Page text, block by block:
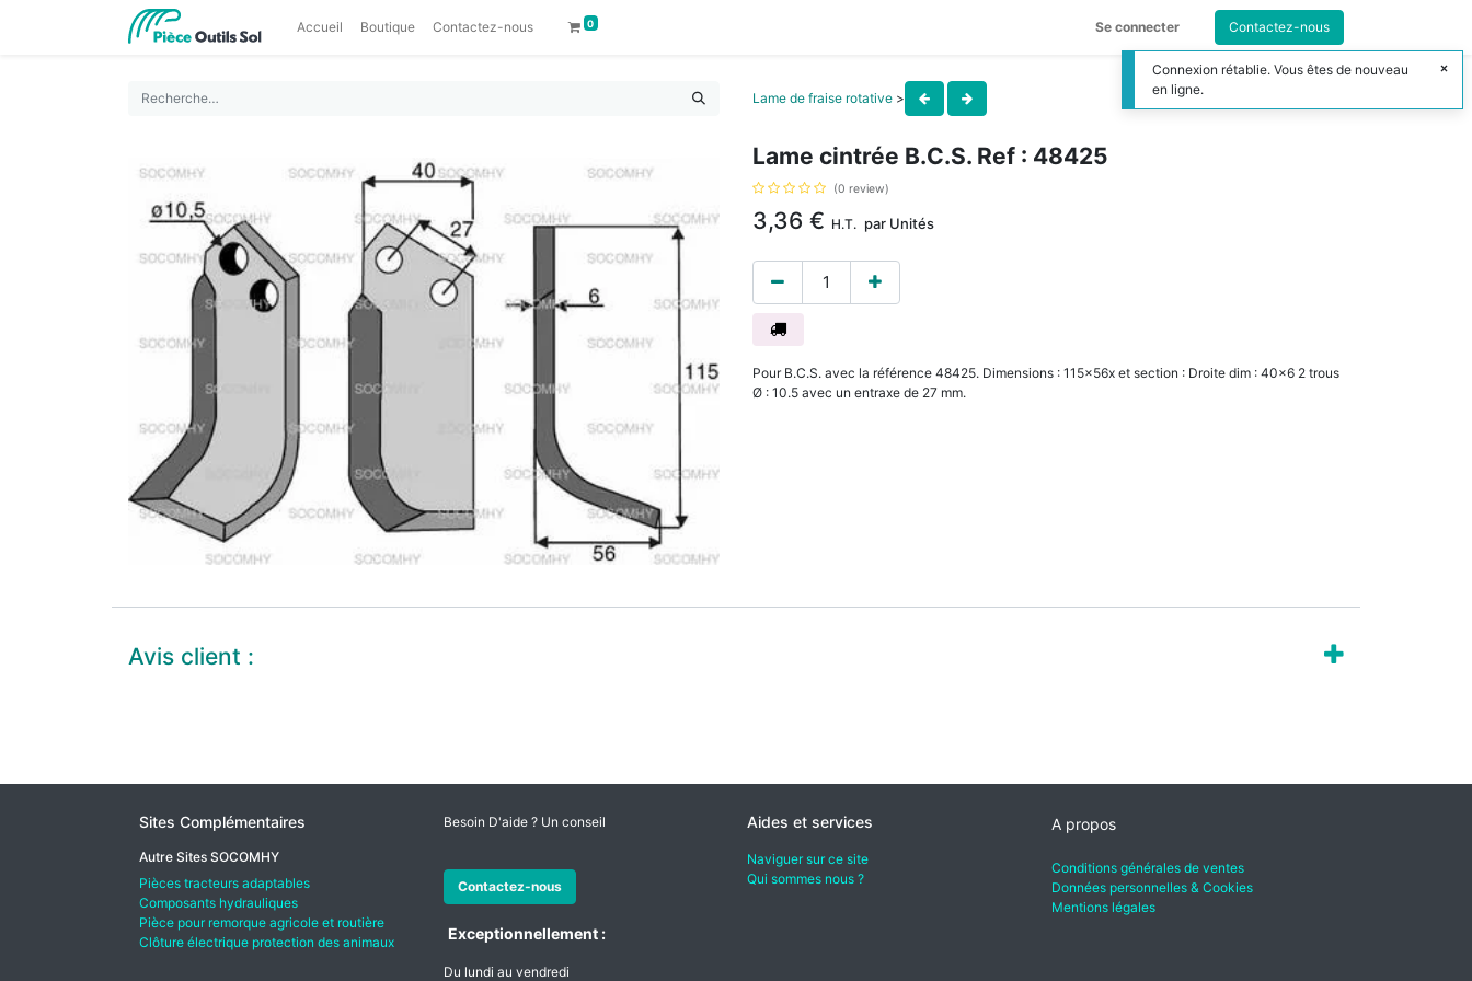
Accueil Boutique Contactez-nous 0 Se connecter Contactez-nous
Lame de fraise rotative >
Lame cintrée B.C.S. Ref : 48425
(0 review)
3,36 € H.T. par Unités
Pour B.C.S. avec la référence 48425. Dimensions : 115x56x et section : Droite dim : 40x6 2 trous
Ø : 10.5 avec un entraxe de 27 mm.
Avis client :
Sites Complémentaires
Autre Sites SOCOMHY
Pièces tracteurs adaptables
Composants hydrauliques
Pièce pour remorque agricole et routière
Clôture électrique protection des animaux
Besoin D'aide ? Un conseil
Contactez-nous
Exceptionnellement :
Du lundi au vendredi
Aides et services
Naviguer sur ce site
Qui sommes nous ?
A propos
Conditions générales de ventes
Données personnelles & Cookies
Mentions légales
Connexion rétablie. Vous êtes de nouveau
en ligne.